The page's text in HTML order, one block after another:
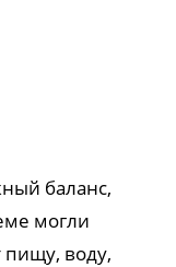
баланс,
могли
воду,